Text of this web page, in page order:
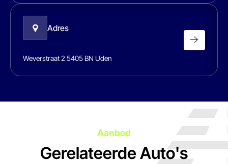
Adres
Weverstraat 2 5405 BN Uden
Aanbod
Gerelateerde Auto's